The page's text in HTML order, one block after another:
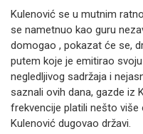
Kulenović se u mutnim
se nametnuo kao guru
domogao , pokazat će se,
putem koje je emitirao
negledljivog sadržaja i
saznali ovih dana, gazde iz
frekvencije platili nešto više
Kulenović dugovao državi.